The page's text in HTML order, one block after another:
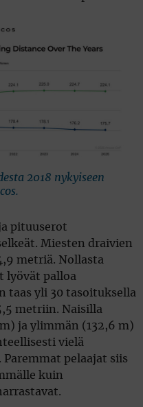
2018 nykyiseen
pituuserot
Miesten draivien
metriä. Nollasta
lyövät palloa
taas yli 30 tasoituksella
metriin. Naisilla
ja ylimmän (132,6 m)
vielä
pelaajat siis
kuin